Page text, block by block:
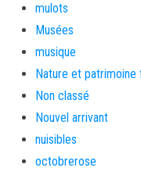
mulots
Musées
musique
Nature et
Non classé
Nouvel arrivant
nuisibles
octobrerose